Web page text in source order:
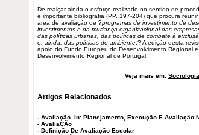
De realçar ainda o esforço realizado no sentido de
e importante bibliografia (PP. 197-204) que procura
área de avaliação de ?programas de investimento de
investimentos e da mudança organizacional das
das políticas urbanas, das políticas de combate à
e, ainda, das políticas de ambiente .? A edição desta
apoio do Fundo Europeu do Desenvolvimento Regional
Desenvolvimento Regional de Portugal.
Veja mais em: Sociologia
Artigos Relacionados
- Avaliação. In: Planejamento, Execução E Avaliação
- AvaliaÇÃo
- Definição De Avaliação Escolar